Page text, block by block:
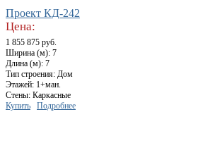
Проект КД-242
Цена:
1 855 875 руб.
Ширина (м): 7
Длина (м): 7
Тип строения: Дом
Этажей: 1+ман.
Стены: Каркасные
Купить
Подробнее